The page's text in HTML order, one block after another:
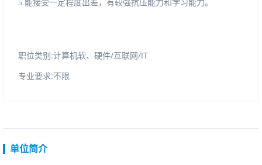
5.能接受一定程度出差，有较强抗压能力和学习能力。
职位类别:计算机软、硬件/互联网/IT
专业要求:不限
单位简介